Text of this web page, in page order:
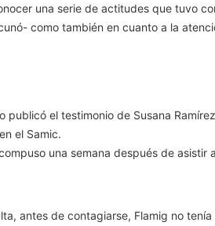
una serie de actitudes que tuvo
como también en cuanto a la
publicó el testimonio de Susana
el Samic.
una semana después de
antes de contagiarse, Flamig no